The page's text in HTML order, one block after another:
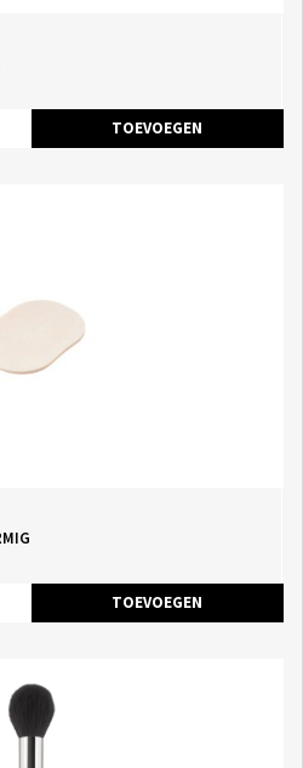
TOEVOEGEN
TOEVOEGEN